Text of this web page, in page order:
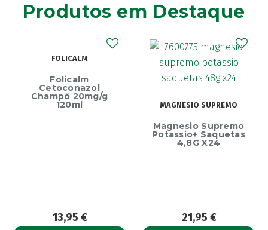
Produtos em Destaque
FOLICALM
Folicalm
Cetoconazol
Champô 20mg/g
120ml
13,95€
MAGNESIO SUPREMO
Magnesio Supremo
Potassio+ Saquetas
4,8G X24
21,95€